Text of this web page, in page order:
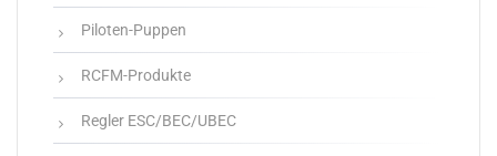
Piloten-Puppen
RCFM-Produkte
Regler ESC/BEC/UBEC